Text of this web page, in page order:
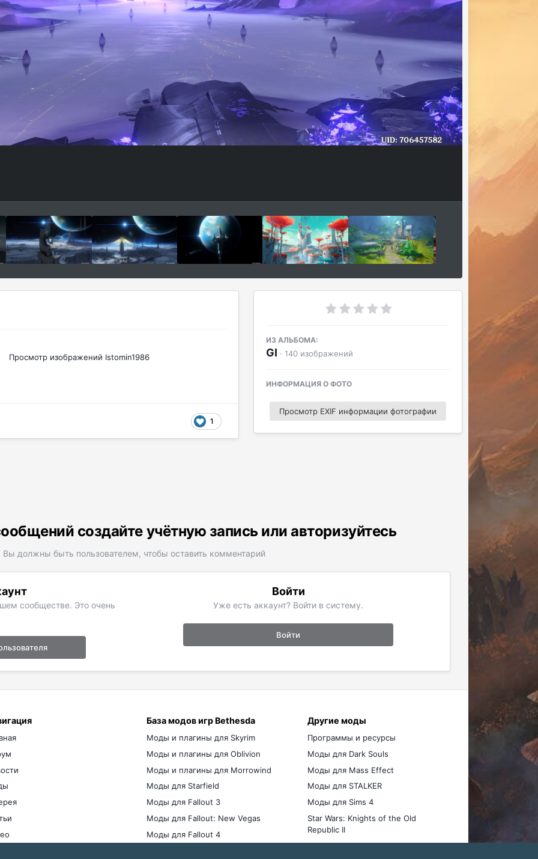
Просмотр изображений Istomin1986
1
ИЗ АЛЬБОМА:
GI · 140 изображений
ИНФОРМАЦИЯ О ФОТО
Просмотр EXIF информации фотографии
создайте учётную запись или авторизуйтесь
Вы должны быть пользователем, чтобы оставить комментарий
сообществе. Это очень
Войти
Уже есть аккаунт? Войти в систему.
Войти
База модов игр Bethesda
Моды и плагины для Skyrim
Моды и плагины для Oblivion
Моды и плагины для Morrowind
Моды для Starfield
Моды для Fallout 3
Моды для Fallout: New Vegas
Моды для Fallout 4
Другие моды
Программы и ресурсы
Моды для Dark Souls
Моды для Mass Effect
Моды для STALKER
Моды для Sims 4
Star Wars: Knights of the Old
Republic II
Моды для Stellaris